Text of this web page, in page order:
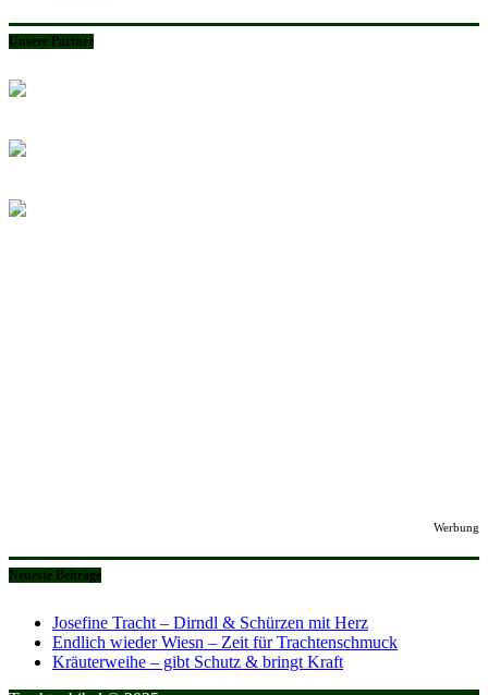
Unsere Partner
Werbung
Neueste Beiträge
Josefine Tracht – Dirndl & Schürzen mit Herz
Endlich wieder Wiesn – Zeit für Trachtenschmuck
Kräuterweihe – gibt Schutz & bringt Kraft